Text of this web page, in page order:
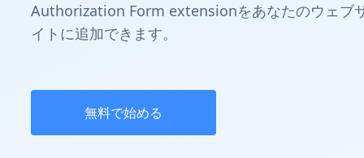
Authorization Form extensionをあなたのウェブ
イトに追加できます。
無料で始める